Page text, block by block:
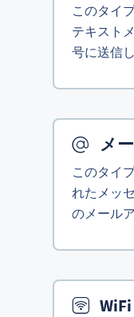
このタイ
テキスト
号に送信し
メ
このタイ
れたメッ
のメール
WiFi